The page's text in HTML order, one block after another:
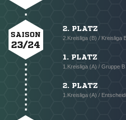
SAISON
23/24
2. PLATZ
2.Kreisliga (B) / Kreisliga
1. PLATZ
1.Kreisliga (A) / Gruppe
2. PLATZ
1.Kreisliga (A) /